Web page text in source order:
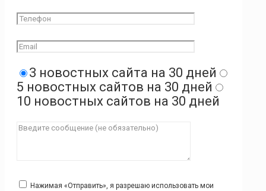
3 новостных сайта на 30 дней
5 новостных сайтов на 30 дней
10 новостных сайтов на 30 дней
Нажимая «Отправить», я разрешаю использовать мои